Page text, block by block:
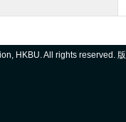
HKBU. All rights reserved.